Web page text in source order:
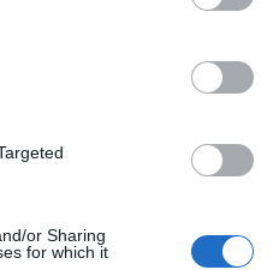
or Sharing
for which it
στο μισό
απόκριση.